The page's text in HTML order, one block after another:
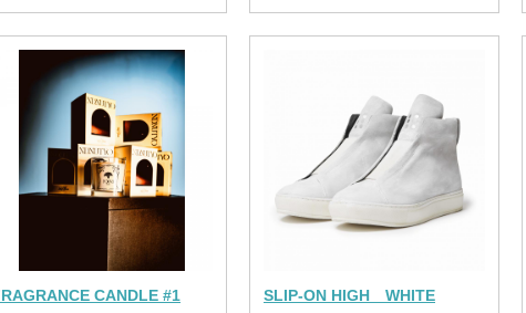
CANDLE #1
SLIP-ON HIGH WHITE